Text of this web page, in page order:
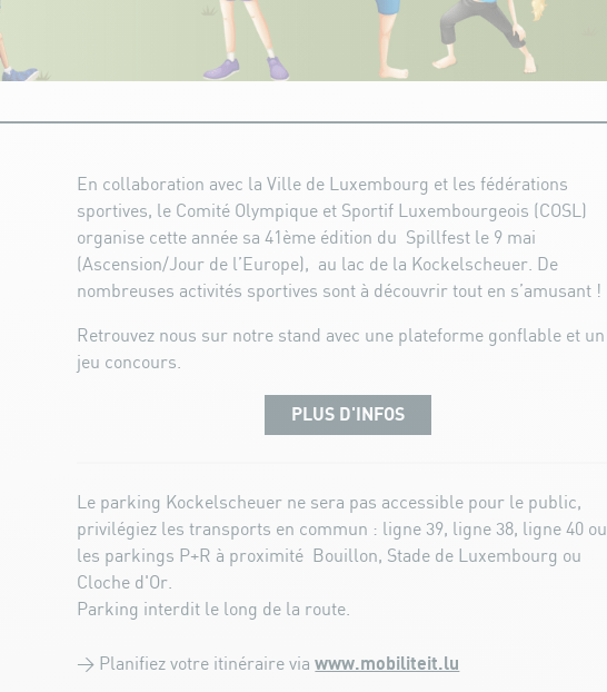
En collaboration avec la Ville de Luxembourg et les fédérations
sportives, le Comité Olympique et Sportif Luxembourgeois (COSL)
organise cette année sa 41ème édition du Spillfest le 9 mai
(Ascension/Jour de l’Europe), au lac de la Kockelscheuer. De
nombreuses activités sportives sont à découvrir tout en s’amusant !
Retrouvez nous sur notre stand avec une plateforme gonflable et un
jeu concours.
PLUS D'INFOS
Le parking Kockelscheuer ne sera pas accessible pour le public,
privilégiez les transports en commun : ligne 39, ligne 38, ligne 40 ou
les parkings P+R à proximité Bouillon, Stade de Luxembourg ou
Cloche d'Or.
Parking interdit le long de la route.
> Planifiez votre itinéraire viawww.mobiliteit.lu